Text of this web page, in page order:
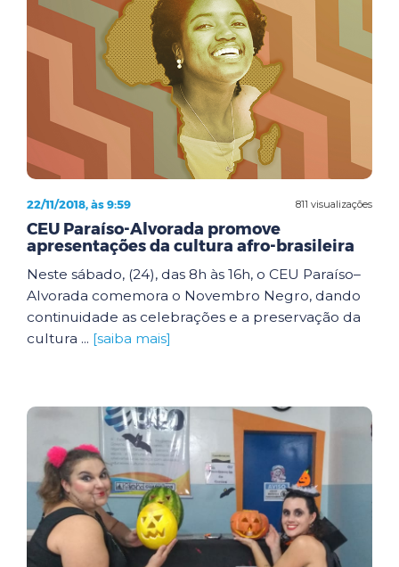
811 visualizações
22/11/2018, às 9:59
CEU Paraíso-Alvorada promove
apresentações da cultura afro-brasileira
Neste sábado, (24), das 8h às 16h, o CEU Paraíso–
Alvorada comemora o Novembro Negro, dando
continuidade as celebrações e a preservação da
cultura ... [saiba mais]